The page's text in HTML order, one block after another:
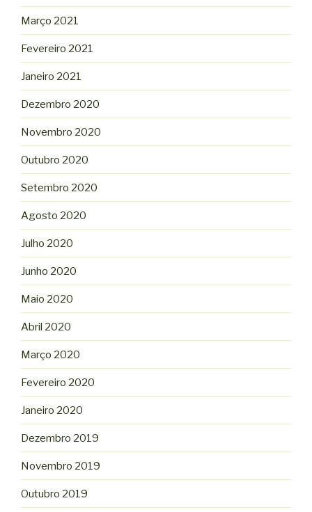
Março 2021
Fevereiro 2021
Janeiro 2021
Dezembro 2020
Novembro 2020
Outubro 2020
Setembro 2020
Agosto 2020
Julho 2020
Junho 2020
Maio 2020
Abril 2020
Março 2020
Fevereiro 2020
Janeiro 2020
Dezembro 2019
Novembro 2019
Outubro 2019